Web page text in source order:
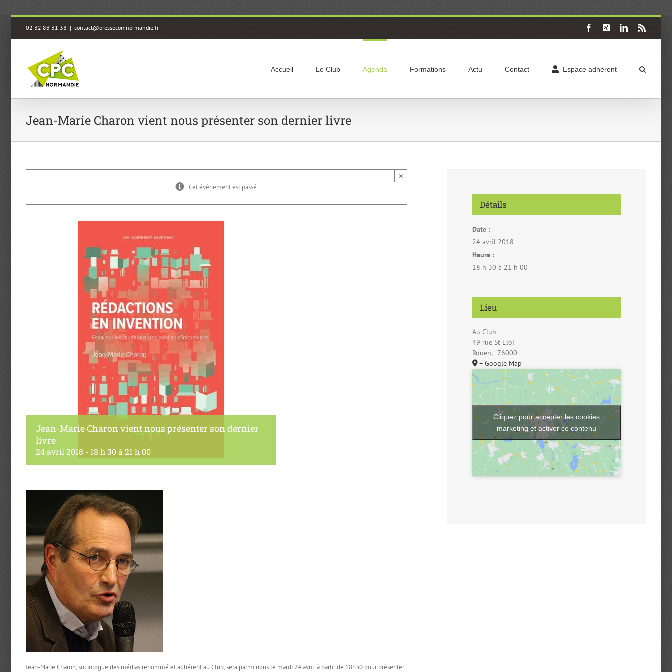
Passer
contenu
02 32 83 31 38 | contact@pressecomnormandie.fr Facebook
X LinkedIn
Accueil Le Club Agenda Formations Actu Contact Espace adhérent
Jean-Marie Charon vient nous présenter son dernier livre
Cet évènement est passé.
×
Jean-Marie Charon vient nous présenter son dernier
livre
24 avril 2018 - 18 h 30à 21 h 00
Jean-Marie Charon, sociologue des médias renommé et adhérent au Club, sera parmi nous le mardi 24 avril, à partir de 18h30 pour présenter
Détails
Date :
24 avril 2018
Heure :
18 h 30 à 21 h 00
Lieu
Au Club
49 rue St Eloi
Rouen, 76000
+ Google Map
Cliquez pour accepter les cookies
marketing et activer ce contenu